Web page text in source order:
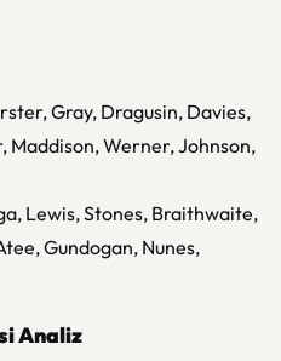
Gray, Dragusin, Davies,
Maddison, Werner, Johnson,
Lewis, Stones, Braithwaite,
Gundogan, Nunes,
Analiz